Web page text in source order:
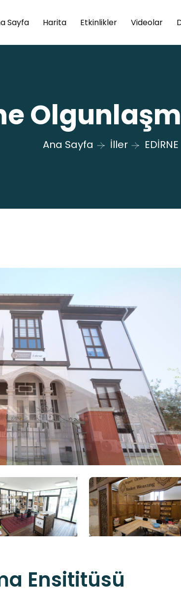
Sayfa Harita Etkinlikler Videolar
Ana Sayfa İller EDİRNE
Ensititüsü